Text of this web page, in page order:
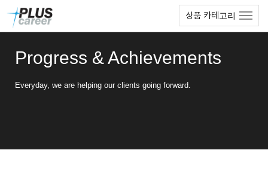
상품 카테고리
Progress & Achievements
Everyday, we are helping our clients going forward.